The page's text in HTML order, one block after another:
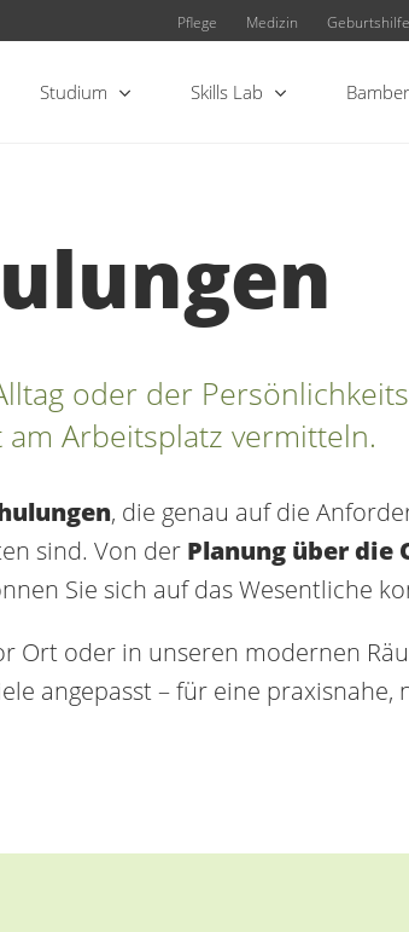
Pflege Medizin Geburtshilfe
Studium Skills Lab
oder der
Arbeitsplatz vermitteln.
, die genau auf die
sind. Von der Planung über die
Sie sich auf das Wesentliche
Ort oder in unseren modernen
angepasst – für eine